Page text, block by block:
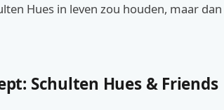
Hues in leven zou houden, maar
Schulten Hues & Friends